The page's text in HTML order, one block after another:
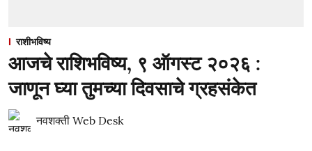
राशीभविष्य
आजचे राशिभविष्य, ९ ऑगस्ट २०२६ :
जाणून घ्या तुमच्या दिवसाचे ग्रहसंकेत
नवशक्ती Web Desk